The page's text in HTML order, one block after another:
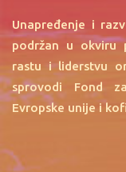
Unapređenje i
podržan u okviru
rastu i liderstvu
sprovodi Fond
Evropske unije i